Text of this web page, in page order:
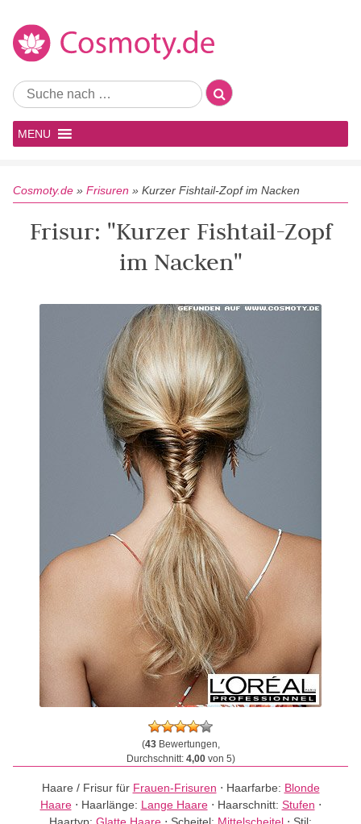
MENU
Cosmoty.de » Frisuren » Kurzer Fishtail-Zopf im Nacken
Frisur: "Kurzer Fishtail-Zopf
im Nacken"
(43Bewertungen,
Durchschnitt: 4,00von 5)
Haare / Frisur für Frauen-Frisuren ⋅ Haarfarbe: Blonde
Haare⋅ Haarlänge: Lange Haare⋅ Haarschnitt: Stufen ⋅